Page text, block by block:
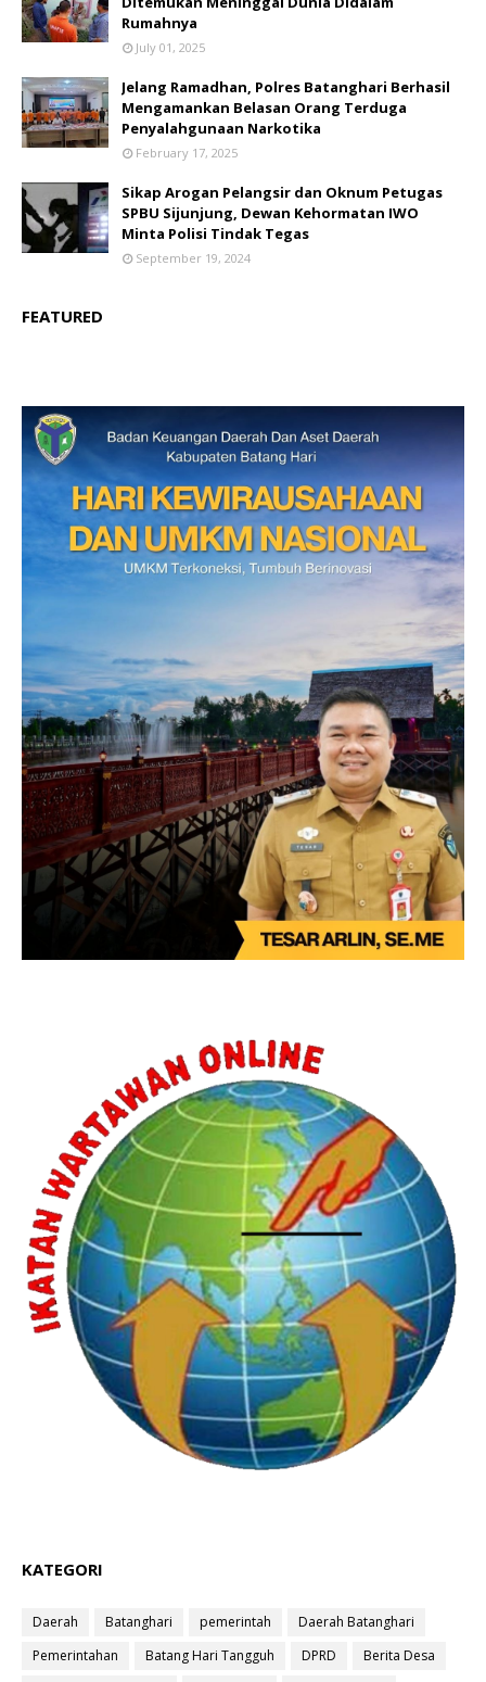
Rumahnya
July 01, 2025
Jelang Ramadhan, Polres Batanghari Berhasil
Mengamankan Belasan Orang Terduga
Penyalahgunaan Narkotika
February 17, 2025
Sikap Arogan Pelangsir dan Oknum Petugas
SPBU Sijunjung, Dewan Kehormatan IWO
Minta Polisi Tindak Tegas
September 19, 2024
FEATURED
KATEGORI
Daerah Batanghari pemerintah
Daerah Batanghari
Pemerintahan
Batang Hari Tangguh DPRD
Berita Desa